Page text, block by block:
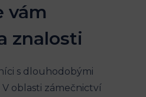
vám
znalosti
s dlouhodobými
oblasti zámečnictví